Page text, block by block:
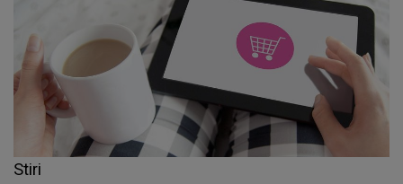
Stiri